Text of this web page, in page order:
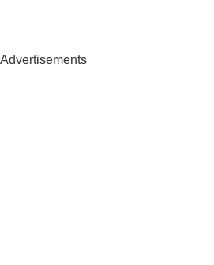
content
Advertisements